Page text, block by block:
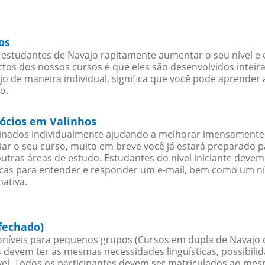
de Navajo rapitamente aumentar o seu nível e
dos nossos cursos é que eles são desenvolvidos
de maneira individual, significa que você pode aprender
em Valinhos
individualmente ajudando a melhorar
o seu curso, muito em breve você já estará preparado
áreas de estudo. Estudantes do nível iniciante
para entender e responder um e-mail, bem como um
para pequenos grupos (Cursos em dupla de
ter as mesmas necessidades linguísticas,